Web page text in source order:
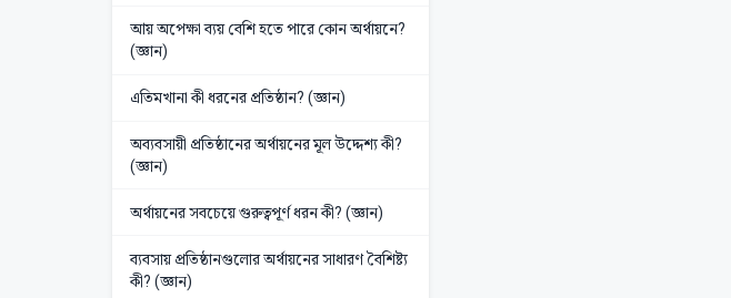
আয় অপেক্ষা ব্যয় বেশি হতে পারে কোন অর্থায়নে?
(জ্ঞান)
এতিমখানা কী ধরনের প্রতিষ্ঠান? (জ্ঞান)
অব্যবসায়ী প্রতিষ্ঠানের অর্থায়নের মূল উদ্দেশ্য কী?
(জ্ঞান)
অর্থায়নের সবচেয়ে গুরুত্বপূর্ণ ধরন কী? (জ্ঞান)
ব্যবসায় প্রতিষ্ঠানগুলোর অর্থায়নের সাধারণ বৈশিষ্ট্য
কী? (জ্ঞান)